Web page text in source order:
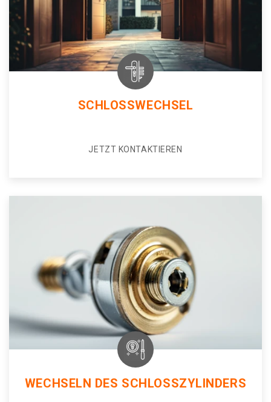
SCHLOSSWECHSEL
JETZT KONTAKTIEREN
WECHSELN DES SCHLOSSZYLINDERS